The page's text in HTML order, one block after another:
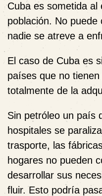
Cuba es sometida al
población. No
nadie se atreve a
El caso de Cuba es
países que no
totalmente de la
Sin petróleo un país
hospitales se
trasporte, las
hogares no pueden
desarrollar sus
fluir. Esto podría